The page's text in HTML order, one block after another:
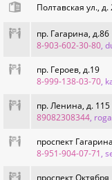
Полтавская ул., д.
пр. Гагарина, д.86
8-903-602-30-80,
пр. Героев, д.19
8-999-138-03-70,
пр. Ленина, д. 115
89082308344,
проспект
8-951-904-07-71,
проспект